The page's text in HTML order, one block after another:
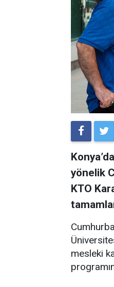
yönelik
KTO
mesleki